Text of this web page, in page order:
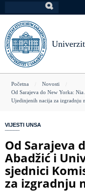
na
glavni
sadržaj
You
are
Početna
Novosti
Od Sarajeva do New Yorka:
Ujedinjenih nacija za izgradnju
VIJESTI UNSA
Od Sarajeva
Abadžić i
sjednici
za izgradnju